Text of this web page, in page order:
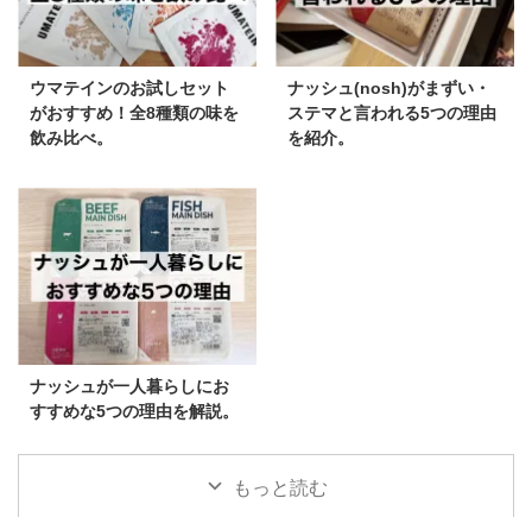
ウマテインのお試しセット
がおすすめ！全8種類の味を
飲み比べ。
ナッシュ(nosh)がまずい・
ステマと言われる5つの理由
を紹介。
ナッシュが一人暮らしにお
すすめな5つの理由を解説。
もっと読む